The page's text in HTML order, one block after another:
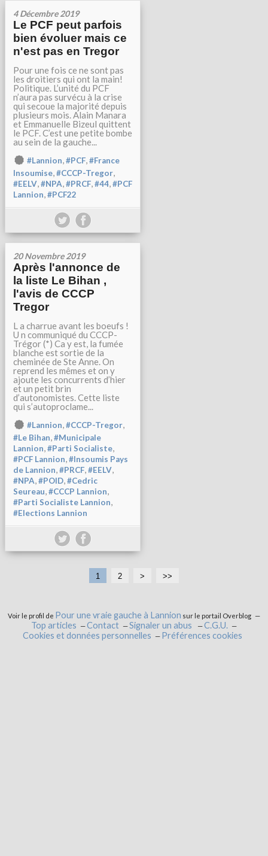
4 Décembre 2019
Le PCF peut parfois
bien évoluer mais ce
n'est pas en Tregor
Pour une fois ce ne sont pas
les droitiers qui ont la main!
Politique. L’unité du PCF
n’aura pas survécu à la crise
qui secoue la majorité depuis
plusieurs mois. Alain Manara
et Emmanuelle Bizeul quittent
le PCF. C’est une petite bombe
au sein de la gauche...
#Lannion,#PCF,#France
Insoumise,#CCCP-Tregor,
#EELV,#NPA,#PRCF,#44,#PCF
Lannion,#PCF22
20 Novembre 2019
Après l'annonce de
la liste Le Bihan ,
l'avis de CCCP
Tregor
L a charrue avant les boeufs !
U n communiqué du CCCP-
Trégor (*) Ca y est, la fumée
blanche est sortie de la
cheminée de Ste Anne. On
reprend les mêmes et on y
ajoute les concurrents d’hier
et un petit brin
d’autonomistes. Cette liste
qui s’autoproclame...
#Lannion,#CCCP-Tregor,
#Le Bihan,#Municipale
Lannion,#Parti Socialiste,
#PCF Lannion,#Insoumis Pays
de Lannion,#PRCF,#EELV,
#NPA,#POID,#Cedric
Seureau,#CCCP Lannion,
#Parti Socialiste Lannion,
#Elections Lannion
1 2 > >>
Voir le profil de Pour une vraie gauche à Lannion sur le portail Overblog
Top articles Contact Signaler un abus
C.G.U.
Cookies et données personnelles
Préférences cookies